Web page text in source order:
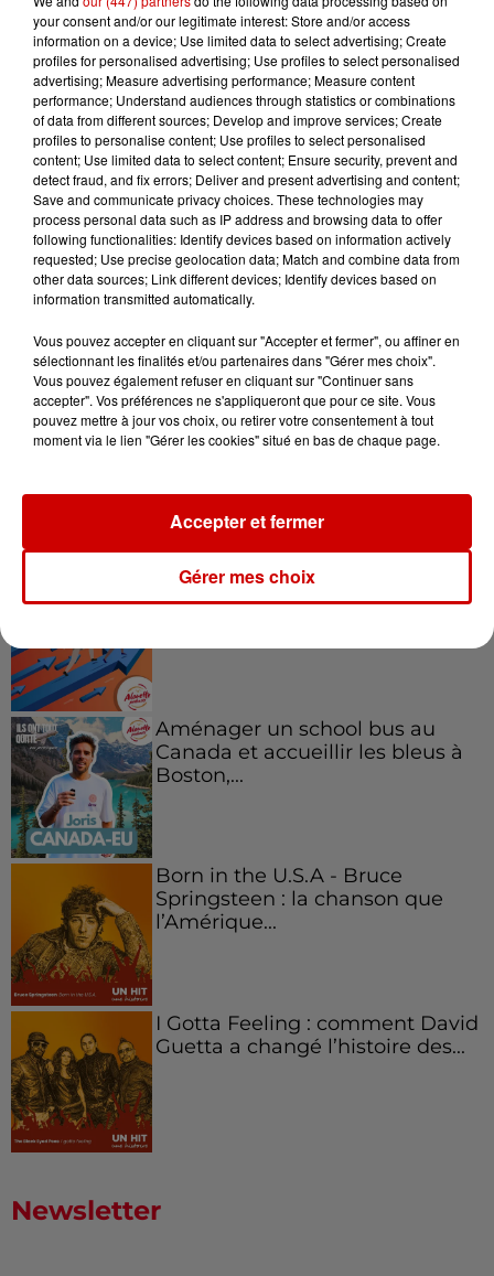
Gagnez vos entrées pour le
Musée du Sport Automobile au
Mans !
Alouette vous invite à
Futuroscope Xperiences !
Le Duel - Gagnez votre balade
en jet ski !
Kelly Massol, figure
emblématique de
Aménager un school bus au
Canada et accueillir les bleus à
Boston,...
Born in the U.S.A - Bruce
Springsteen : la chanson que
l’Amérique...
I Gotta Feeling : comment David
Guetta a changé l’histoire des...
Newsletter
your consent and/or our legitimate interest: Store and/or access
information on a device; Use limited data to select advertising; Create
profiles for personalised advertising; Use profiles to select personalised
advertising; Measure advertising performance; Measure content
performance; Understand audiences through statistics or combinations
of data from different sources; Develop and improve services; Create
profiles to personalise content; Use profiles to select personalised
content; Use limited data to select content; Ensure security, prevent and
detect fraud, and fix errors; Deliver and present advertising and content;
Save and communicate privacy choices. These technologies may
process personal data such as IP address and browsing data to offer
following functionalities: Identify devices based on information actively
requested; Use precise geolocation data; Match and combine data from
other data sources; Link different devices; Identify devices based on
information transmitted automatically.
Vous pouvez accepter en cliquant sur "Accepter et fermer", ou affiner en
sélectionnant les finalités et/ou partenaires dans "Gérer mes choix".
Vous pouvez également refuser en cliquant sur "Continuer sans
accepter". Vos préférences ne s'appliqueront que pour ce site. Vous
pouvez mettre à jour vos choix, ou retirer votre consentement à tout
moment via le lien "Gérer les cookies" situé en bas de chaque page.
Gérer mes choix
Accepter et fermer